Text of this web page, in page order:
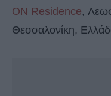
ΟΝ Residence,
Θεσσαλονίκη,